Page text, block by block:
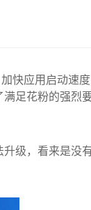
快应用启动速度
满足花粉的强烈
升级，看来是没